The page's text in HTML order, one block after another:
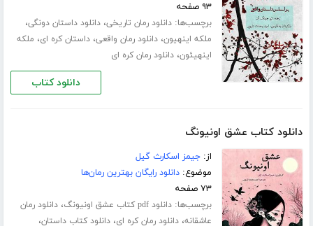
۹۳ صفحه
برچسب‌ها:دانلود رمان تاریخی،دانلود داستان دونگی،
ملکه اینهیون،دانلود رمان واقعی،داستان کره ای، ملکه
اینهیئون،دانلود رمان کره ای
دانلود کتاب
دانلود کتاب عشق اونیونگ
از:جیمز اسکارث گیل
موضوع:دانلود رایگان بهترین رمان‌ها
۷۳ صفحه
برچسب‌ها:دانلود pdf کتاب عشق اونیونگ ،دانلود رمان
عاشقانه،دانلود رمان کره ای،دانلود کتاب داستان،